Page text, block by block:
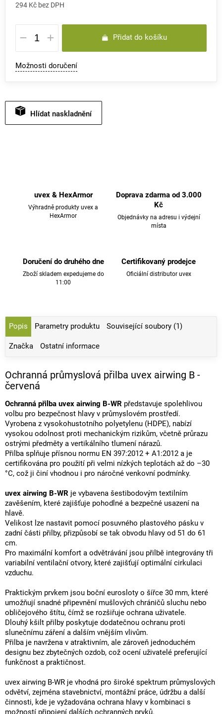
294 Kč bez DPH
Měrná
cena:
Přidat do košíku
Možnosti doručení
Hlídat
uvex & HexArmor
Výhradně produkty uvex a
HexArmor
Doprava zdarma od 3.000
Kč
Objednávky na adresu i výdejní
místa
Doručení do druhého dne
Zboží skladem expedujeme do
11:00
Certifikovaný prodejce
Oficiální distributor uvex
Popis Parametry produktu Související soubory (1)
Značka Ostatní informace
Ochranná průmyslová přilba uvex airwing B -
červená
Ochranná přilba uvex airwing B-WR představuje spolehlivou
volbu pro bezpečnost hlavy v průmyslovém prostředí.
Vyrobena z vysokohustotního polyetylenu (HDPE), nabízí
vysokou odolnost proti mechanickým rizikům, včetně průrazu
ostrými předměty a vertikálního tlumení nárazů.
Přilba splňuje přísnou normu EN 397:2012 + A1:2012 a je
certifikována pro použití při velmi nízkých teplotách až do –30
°C, což ji činí vhodnou i pro náročné venkovní podmínky.
uvex airwing B-WR je vybavena šestibodovým textilním
zavěšením, které zajišťuje pohodlné a bezpečné usazení na
hlavě.
Velikost lze nastavit pomocí posuvného plastového pásku v
zadní části přilby, přizpůsobí se tak obvodu hlavy od 51 do 61
cm.
Pro maximální komfort a odvětrávání jsou přilbě integrovány tři
variabilní ventilační otvory, které zajišťují optimální cirkulaci
vzduchu.
Praktickým prvkem jsou boční eurosloty o šířce 30 mm, které
umožňují snadné připevnění mušlových chráničů sluchu nebo
obličejového štítu, čímž se rozšiřuje ochrana uživatele.
Dlouhý kšilt přilby poskytuje dodatečnou ochranu proti
slunečnímu záření a dalším vnějším vlivům.
Přilba je navržena v atraktivním, ale zároveň jednoduchém
designu bez zbytečných ozdob, což ocení uživatelé preferující
funkčnost a praktičnost.
uvex airwing B-WR je vhodná pro široké spektrum průmyslových
odvětví, zejména stavebnictví, montážní práce, údržbu a další
činnosti, kde je vyžadována ochrana hlavy v kombinaci s